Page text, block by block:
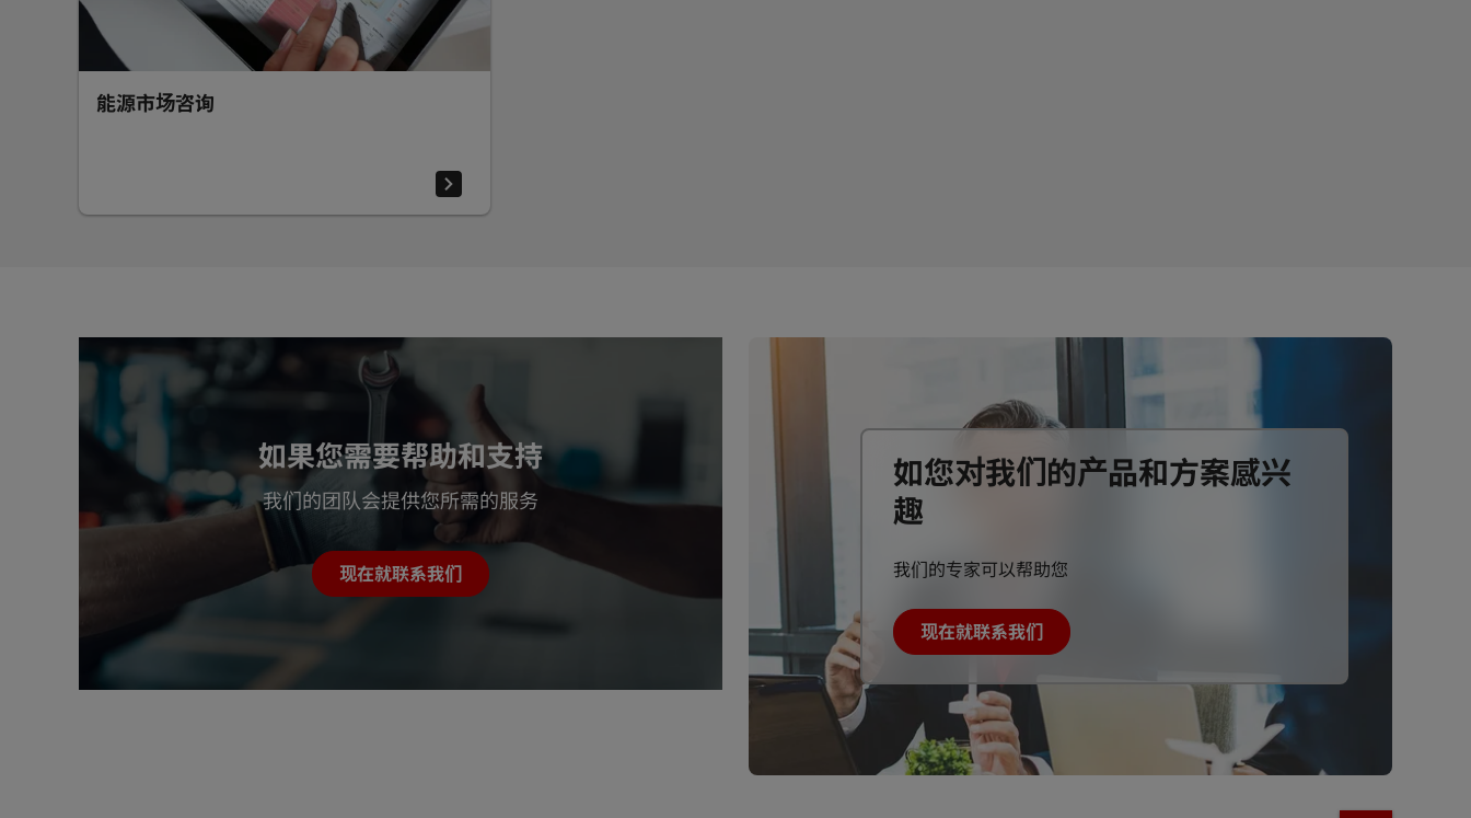
能源市场咨询
如果您需要帮助和支持
我们的团队会提供您所需的服务
现在就联系我们
如您对我们的产品和方案感兴
趣
我们的专家可以帮助您
现在就联系我们